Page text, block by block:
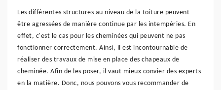
Les différentes structures au niveau de la toiture peuvent
être agressées de manière continue par les intempéries. En
effet, c'est le cas pour les cheminées qui peuvent ne pas
fonctionner correctement. Ainsi, il est incontournable de
réaliser des travaux de mise en place des chapeaux de
cheminée. Afin de les poser, il vaut mieux convier des experts
en la matière. Donc, nous pouvons vous recommander de